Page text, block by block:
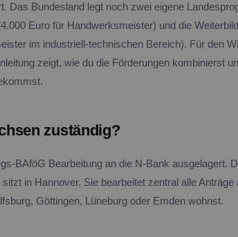
Das Bundesland legt noch zwei eigene
Euro für Handwerksmeister) und die
im industriell-technischen Bereich). Für den
zeigt, wie du die Förderungen kombinierst
zuständig?
BAföG Bearbeitung an die N-Bank ausgelagert.
in Hannover. Sie bearbeitet zentral alle Anträge
Göttingen, Lüneburg oder Emden wohnst.